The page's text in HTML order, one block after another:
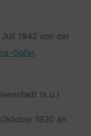
1942 von der
Opfer.
(s.u.)
1920 an